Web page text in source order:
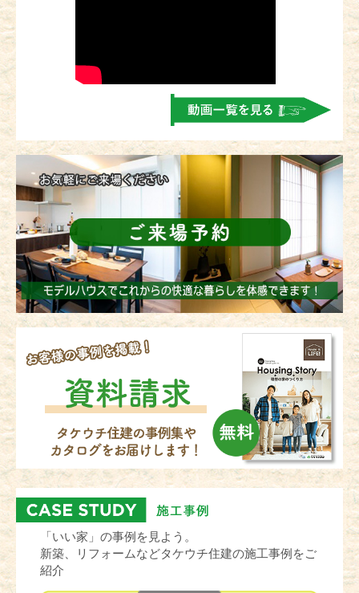
「いい家」の事例を見よう。
新築、リフォームなどタケウチ住建の施工事例をご
紹介